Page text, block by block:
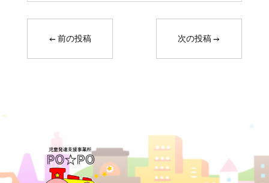
←前の投稿 次の投稿→